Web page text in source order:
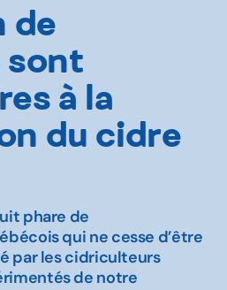
de
sont
à la
du cidre
phare de
qui ne cesse d’être
par les cidriculteurs
de notre